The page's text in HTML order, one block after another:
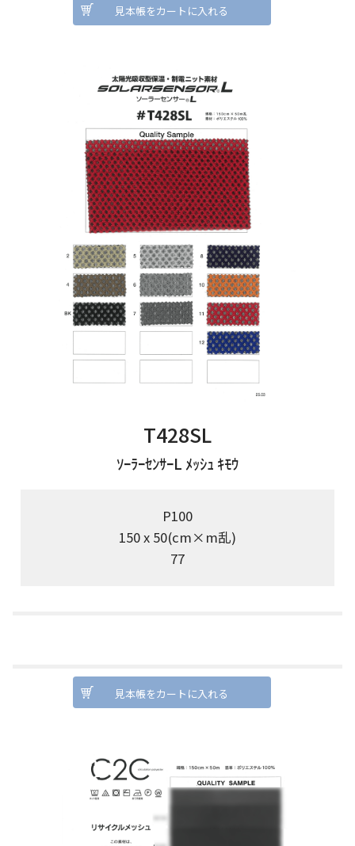
見本帳をカートに入れる
T428SL
ｿｰﾗｰｾﾝｻｰL ﾒｯｼｭ ｷﾓｳ
P100
150 x 50(cm×m乱)
77
見本帳をカートに入れる